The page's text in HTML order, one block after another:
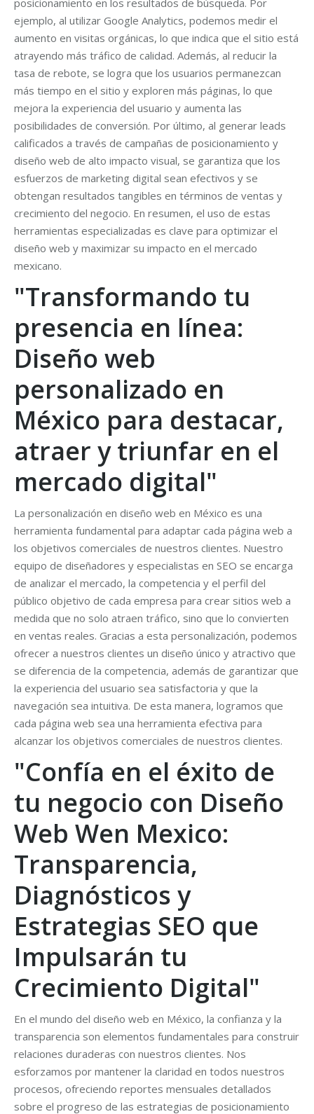
posicionamiento en los resultados de búsqueda. Por
ejemplo, al utilizar Google Analytics, podemos medir el
aumento en visitas orgánicas, lo que indica que el sitio está
atrayendo más tráfico de calidad. Además, al reducir la
tasa de rebote, se logra que los usuarios permanezcan
más tiempo en el sitio y exploren más páginas, lo que
mejora la experiencia del usuario y aumenta las
posibilidades de conversión. Por último, al generar leads
calificados a través de campañas de posicionamiento y
diseño web de alto impacto visual, se garantiza que los
esfuerzos de marketing digital sean efectivos y se
obtengan resultados tangibles en términos de ventas y
crecimiento del negocio. En resumen, el uso de estas
herramientas especializadas es clave para optimizar el
diseño web y maximizar su impacto en el mercado
mexicano.
"Transformando tu
presencia en línea:
Diseño web
personalizado en
México para destacar,
atraer y triunfar en el
mercado digital"
La personalización en diseño web en México es una
herramienta fundamental para adaptar cada página web a
los objetivos comerciales de nuestros clientes. Nuestro
equipo de diseñadores y especialistas en SEO se encarga
de analizar el mercado, la competencia y el perfil del
público objetivo de cada empresa para crear sitios web a
medida que no solo atraen tráfico, sino que lo convierten
en ventas reales. Gracias a esta personalización, podemos
ofrecer a nuestros clientes un diseño único y atractivo que
se diferencia de la competencia, además de garantizar que
la experiencia del usuario sea satisfactoria y que la
navegación sea intuitiva. De esta manera, logramos que
cada página web sea una herramienta efectiva para
alcanzar los objetivos comerciales de nuestros clientes.
"Confía en el éxito de
tu negocio con Diseño
Web Wen Mexico:
Transparencia,
Diagnósticos y
Estrategias SEO que
Impulsarán tu
Crecimiento Digital"
En el mundo del diseño web en México, la confianza y la
transparencia son elementos fundamentales para construir
relaciones duraderas con nuestros clientes. Nos
esforzamos por mantener la claridad en todos nuestros
procesos, ofreciendo reportes mensuales detallados
sobre el progreso de las estrategias de posicionamiento